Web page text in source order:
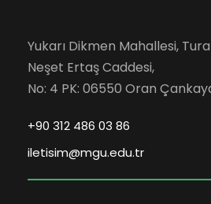
Yukarı Dikmen Mahallesi,
Neşet Ertaş Caddesi,
No: 4 PK: 06550 Oran
+90 312 486 03 86
iletisim@mgu.edu.tr